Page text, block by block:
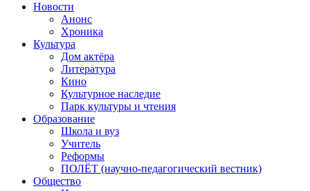
Новости
Анонс
Хроника
Культура
Дом актёра
Литература
Кино
Культурное наследие
Парк культуры и чтения
Образование
Школа и вуз
Учитель
Реформы
ПОЛЁТ (научно-педагогический вестник)
Общество